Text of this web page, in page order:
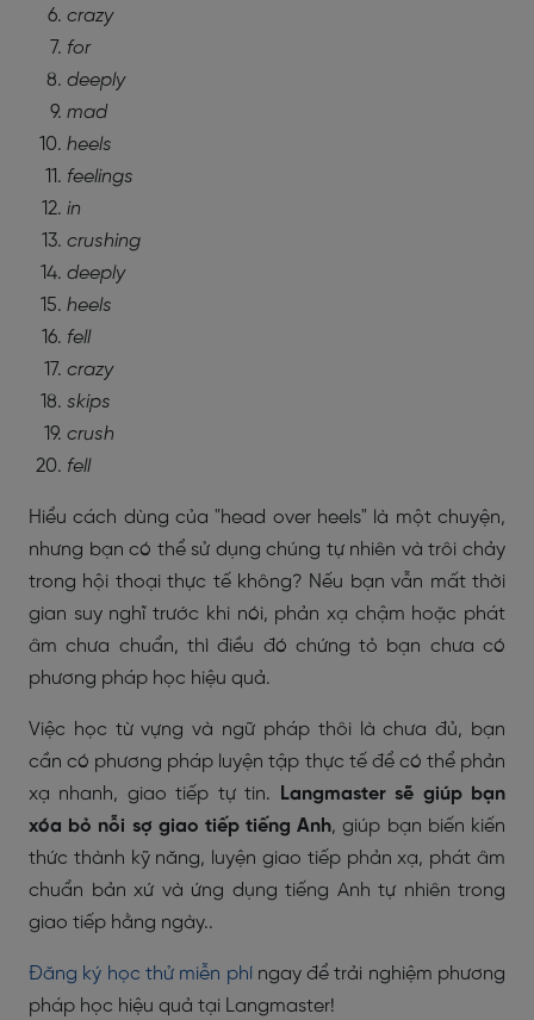
crazy
for
deeply
mad
heels
feelings
in
crushing
deeply
heels
fell
crazy
skips
crush
fell
Hiểu cách dùng của "head over heels" là một chuyện,
nhưng bạn có thể sử dụng chúng tự nhiên và trôi chảy
trong hội thoại thực tế không? Nếu bạn vẫn mất thời
gian suy nghĩ trước khi nói, phản xạ chậm hoặc phát
âm chưa chuẩn, thì điều đó chứng tỏ bạn chưa có
phương pháp học hiệu quả.
Việc học từ vựng và ngữ pháp thôi là chưa đủ, bạn
cần có phương pháp luyện tập thực tế để có thể phản
xạ nhanh, giao tiếp tự tin.
Langmaster sẽ giúp bạn
xóa bỏ nỗi sợ giao tiếp tiếng Anh, giúp bạn biến kiến
thức thành kỹ năng, luyện giao tiếp phản xạ, phát âm
chuẩn bản xứ và ứng dụng tiếng Anh tự nhiên trong
giao tiếp hằng ngày..
Đăng ký học thử miễn phíngay để trải nghiệm phương
pháp học hiệu quả tại Langmaster!